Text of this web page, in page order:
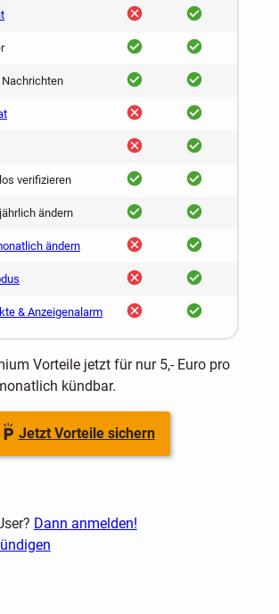
nein ja
ja ja
Nachrichten ja ja
nein ja
nein ja
verifizieren ja ja
ändern ja ja
ändern nein ja
nein ja
& Anzeigenalarm nein ja
Vorteile jetzt für nur 5,- Euro pro
kündbar.
Jetzt Vorteile sichern
Dann anmelden!